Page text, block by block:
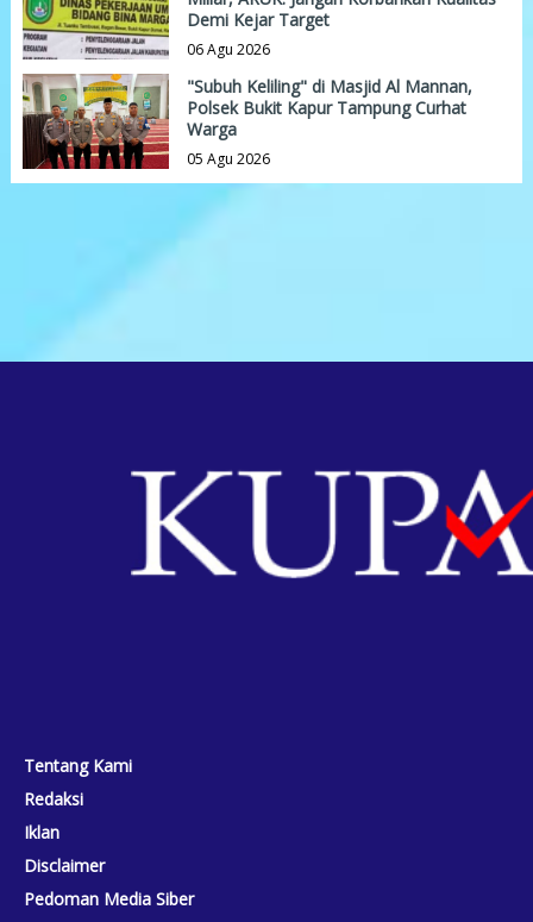
Demi Kejar Target
06 Agu 2026
"Subuh Keliling" di Masjid Al Mannan,
Polsek Bukit Kapur Tampung Curhat
Warga
05 Agu 2026
Tentang Kami
Redaksi
Iklan
Disclaimer
Pedoman Media Siber